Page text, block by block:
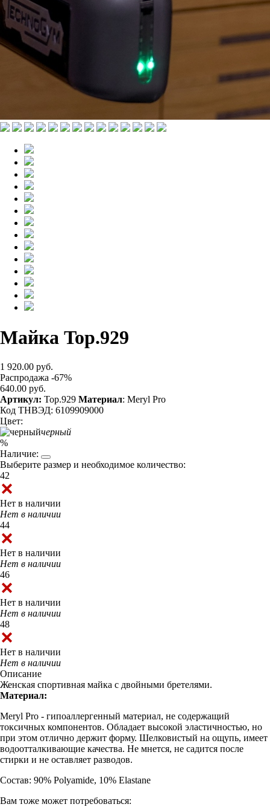
Майка Top.929
1 920.00 руб.
Распродажа -67%
640.00 руб.
Артикул: Top.929 Материал: Meryl Pro
Код ТНВЭД: 6109909000
Цвет:
черный
%
Наличие:
Выберите размер и необходимое количество:
42
Нет в наличии
Нет в наличии
44
Нет в наличии
Нет в наличии
46
Нет в наличии
Нет в наличии
48
Нет в наличии
Нет в наличии
Описание
Женская спортивная майка с двойными бретелями.
Материал:
Meryl Pro - гипоаллергенный материал, не содержащий
токсичных компонентов. Обладает высокой эластичностью, но
при этом отлично держит форму. Шелковистый на ощупь, имеет
водоотталкивающие качества. Не мнется, не садится после
стирки и не оставляет разводов.
Состав: 90% Polyamide, 10% Elastane
Вам тоже может потребоваться: